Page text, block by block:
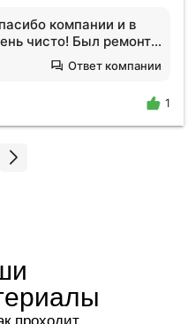
Квартира после
в жире, ощещение
Отмыли все!
черной, я нигде не
Екатерине!!!
Ответ компании
1
проходит